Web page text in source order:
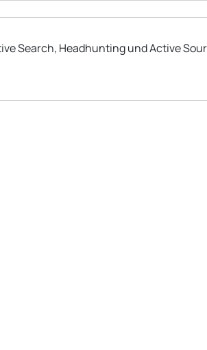
Search, Headhunting und Active